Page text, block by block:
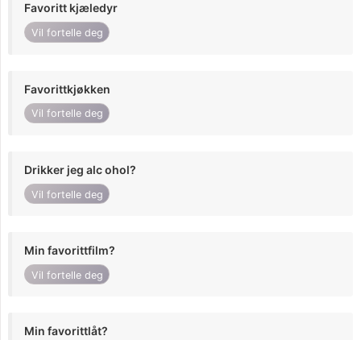
Favoritt kjæledyr
Vil fortelle deg
Favorittkjøkken
Vil fortelle deg
Drikker jeg alc ohol?
Vil fortelle deg
Min favorittfilm?
Vil fortelle deg
Min favorittlåt?